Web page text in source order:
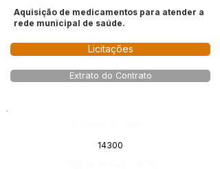
Aquisição de medicamentos para atender a
rede municipal de saúde.
Licitações
Extrato do Contrato
14300